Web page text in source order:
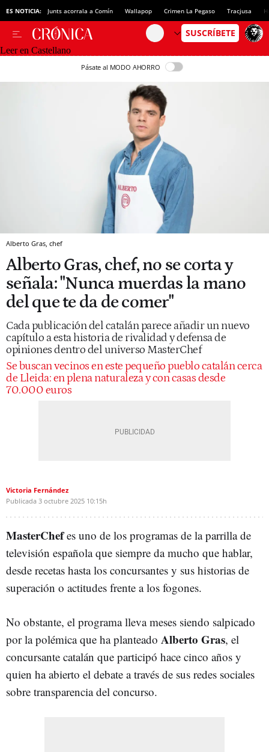
ES NOTICIA: Junts acorrala a Comín Wallapop Crimen La Pegaso Tracjusa
Leer en Castellano
Pásate al MODO AHORRO
Alberto Gras, chef
Alberto Gras, chef, no se corta y
señala: "Nunca muerdas la mano
del que te da de comer"
Cada publicación del catalán parece añadir un nuevo
capítulo a esta historia de rivalidad y defensa de
opiniones dentro del universo MasterChef
Se buscan vecinos en este pequeño pueblo catalán cerca
de Lleida: en plena naturaleza y con casas desde
70.000 euros
Victoria Fernández
Publicada 3 octubre 2025 10:15h
MasterChefes uno de los programas de la parrilla de
televisión española que siempre da mucho que hablar,
desde recetas hasta los concursantes y sus historias de
superación o actitudes frente a los fogones.
No obstante, el programa lleva meses siendo salpicado
por la polémica que ha planteado Alberto Gras, el
concursante catalán que participó hace cinco años y
quien ha abierto el debate a través de sus redes sociales
sobre transparencia del concurso.